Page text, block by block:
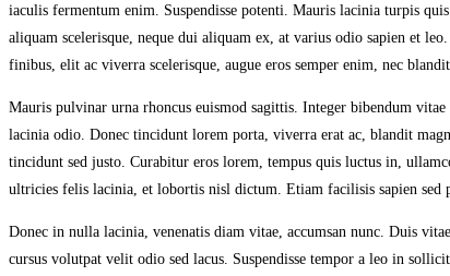
iaculis fermentum enim. Suspendisse potenti. Mauris lacinia turpis
aliquam scelerisque, neque dui aliquam ex, at varius odio sapien et
finibus, elit ac viverra scelerisque, augue eros semper enim, nec blandit
Mauris pulvinar urna rhoncus euismod sagittis. Integer bibendum
lacinia odio. Donec tincidunt lorem porta, viverra erat ac, blandit
tincidunt sed justo. Curabitur eros lorem, tempus quis luctus in,
ultricies felis lacinia, et lobortis nisl dictum. Etiam facilisis sapien sed
Donec in nulla lacinia, venenatis diam vitae, accumsan nunc. Duis
cursus volutpat velit odio sed lacus. Suspendisse tempor a leo in